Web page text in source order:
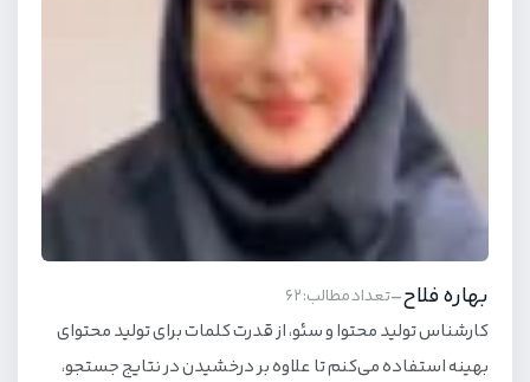
بهاره فلاح-تعداد مطالب: 62
کارشناس تولید محتوا و سئو، از قدرت کلمات برای تولید محتوای
بهینه استفاده می‌کنم تا علاوه بر درخشیدن در نتایج جستجو،